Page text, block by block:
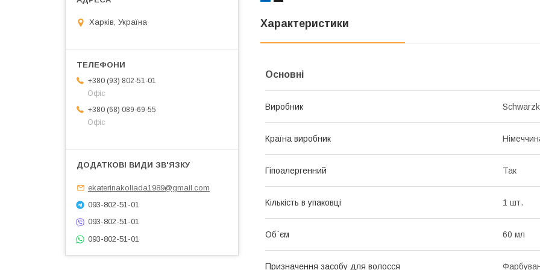
Характеристики
Основні
Виробник
Країна виробник
Гіпоалергенний Так
Кількість в упаковці 1 шт.
Об`єм 60 мл
Призначення засобу для волосся
Харків, Україна
+380 (93) 802-51-01
Офіс
+380 (68) 089-69-55
Офіс
ekaterinakoliada1989@gmail.com
093-802-51-01
093-802-51-01
093-802-51-01